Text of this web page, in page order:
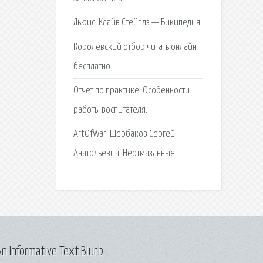
Льюис, Клайв Стейплз — Википедия.
Королевский отбор читать онлайн
бесплатно.
Отчет по практике: Особенности
работы воспитателя.
ArtOfWar. Щербаков Сергей
Анатольевич. Неотмазанные.
Informative Text Blurb